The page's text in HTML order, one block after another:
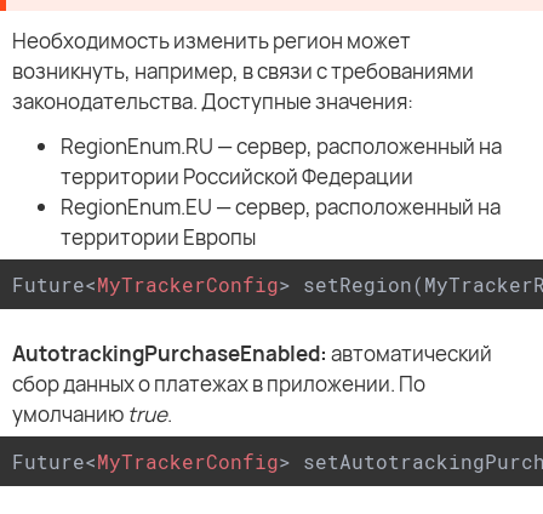
Необходимость изменить регион может
возникнуть, например, в связи с требованиями
законодательства. Доступные значения:
RegionEnum.RU — сервер, расположенный на
территории Российской Федерации
RegionEnum.EU — сервер, расположенный на
территории Европы
Future<MyTrackerConfig>
AutotrackingPurchaseEnabled: автоматический
сбор данных о платежах в приложении. По
умолчанию true.
Future<MyTrackerConfig>